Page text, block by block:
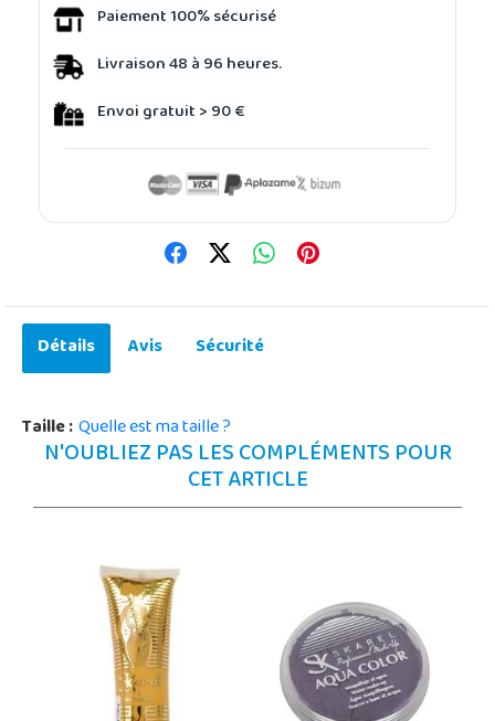
Paiement 100% sécurisé
Livraison 48 à 96 heures.
Envoi gratuit > 90 €
Détails Avis Sécurité
Taille :Quelle est ma taille ?
N'OUBLIEZ PAS LES COMPLÉMENTS POUR
CET ARTICLE